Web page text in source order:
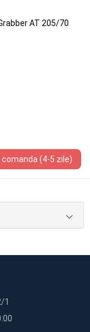
AT 205/70
comanda (4-5 zile)
1